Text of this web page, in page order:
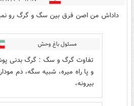
داداش من اصن فرق بین سگ و گرگ رو
مسئول باغ وحش
تفاوت گرگ و سگ : گرگ بدنی
و پا راه میره، شبیه سگه، دم
بیرونه،